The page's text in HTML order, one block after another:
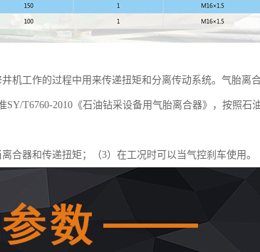
机工作的过程中用来传递扭矩和分离传动系统。气胎离
T6760-2010《石油钻采设备用气胎离合器》，按照石
合器和传递扭矩；（3）在工况时可以当气控刹车使用。